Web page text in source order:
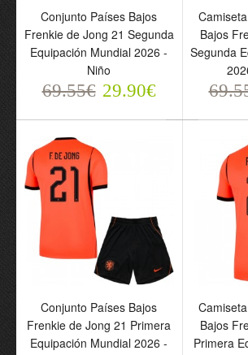
Camiseta de fútbol
Jong 21 Segunda
Equipación Mundial 2026
- Hombre
Conjunto Países Bajos
Frenkie de Jong 21 Segunda
Equipación Mundial 2026 -
Niño
69.55€ 29.90€
Bajos
Segunda
Conjunto Países Bajos
Frenkie de Jong 21 Primera
Equipación Mundial 2026 -
Bajos
Primera